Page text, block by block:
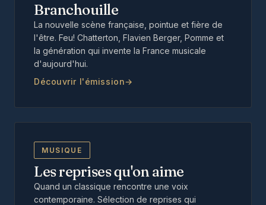
Branchouille
La nouvelle scène française, pointue et fière de
l'être. Feu! Chatterton, Flavien Berger, Pomme et
la génération qui invente la France musicale
d'aujourd'hui.
Découvrir l'émission
MUSIQUE
Les reprises qu'on aime
Quand un classique rencontre une voix
contemporaine. Sélection de reprises qui